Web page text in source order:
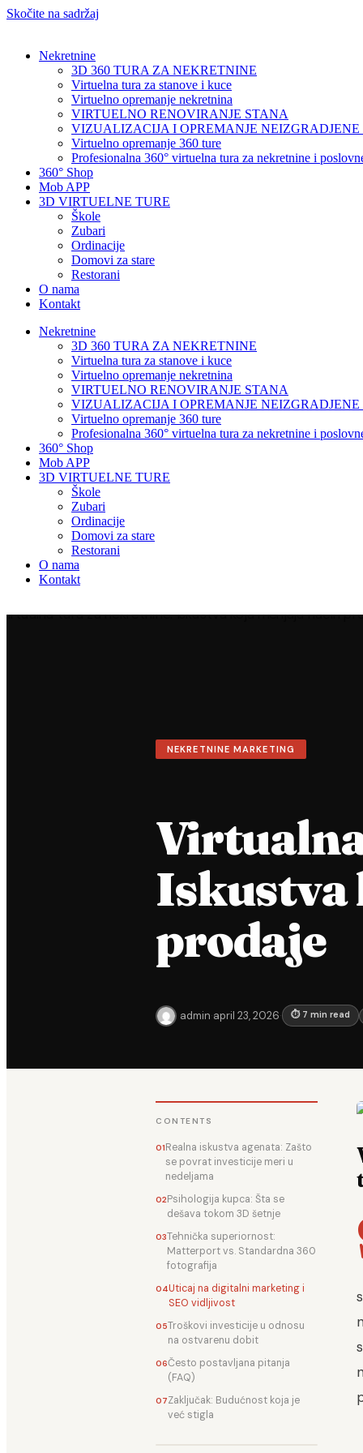
Skočite na sadržaj
Nekretnine
3D 360 TURA ZA NEKRETNINE
Virtuelna tura za stanove i kuce
Virtuelno opremanje nekretnina
VIRTUELNO RENOVIRANJE STANA
VIZUALIZACIJA I OPREMANJE
Virtuelno opremanje 360 ture
Profesionalna 360° virtuelna tura za nekretnine i
360° Shop
Mob APP
3D VIRTUELNE TURE
Škole
Zubari
Ordinacije
Domovi za stare
Restorani
O nama
Kontakt
Nekretnine
3D 360 TURA ZA NEKRETNINE
Virtuelna tura za stanove i kuce
Virtuelno opremanje nekretnina
VIRTUELNO RENOVIRANJE STANA
VIZUALIZACIJA I OPREMANJE
Virtuelno opremanje 360 ture
Profesionalna 360° virtuelna tura za nekretnine i
360° Shop
Mob APP
3D VIRTUELNE TURE
Škole
Zubari
Ordinacije
Domovi za stare
Restorani
O nama
Kontakt
NEKRETNINE MARKETING
Iskustva
prodaje
admin·april 23, 2026· ⏱ 7 min read
CONTENTS
Realna iskustva agenata: Zašto
se povrat investicije meri u
nedeljama
Psihologija kupca: Šta se
dešava tokom 3D šetnje
Tehnička superiornost:
Matterport vs. Standardna 360
fotografija
Uticaj na digitalni marketing i
SEO vidljivost
Troškovi investicije u odnosu
na ostvarenu dobit
Često postavljana pitanja
(FAQ)
Zaključak: Budućnost koja je
već stigla